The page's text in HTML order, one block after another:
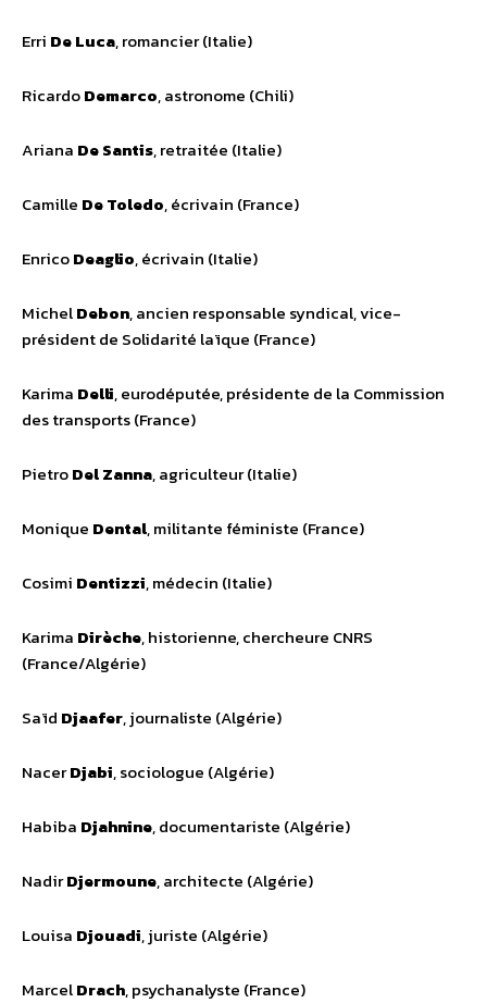
Erri De Luca, romancier (Italie)
RicardoDemarco, astronome (Chili)
Ariana De Santis, retraitée (Italie)
Camille De Toledo, écrivain (France)
EnricoDeaglio, écrivain (Italie)
MichelDebon, ancien responsable syndical, vice-
président de Solidarité laïque (France)
Karima Delli, eurodéputée, présidente de la Commission
des transports (France)
PietroDel Zanna, agriculteur (Italie)
Monique Dental, militante féministe (France)
Cosimi Dentizzi, médecin (Italie)
Karima Dirèche, historienne, chercheure CNRS
(France/Algérie)
Saïd Djaafer, journaliste (Algérie)
NacerDjabi, sociologue (Algérie)
Habiba Djahnine, documentariste (Algérie)
NadirDjermoune, architecte (Algérie)
Louisa Djouadi, juriste (Algérie)
MarcelDrach, psychanalyste (France)